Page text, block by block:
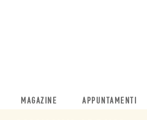
MAGAZINE APPUNTAMENTI